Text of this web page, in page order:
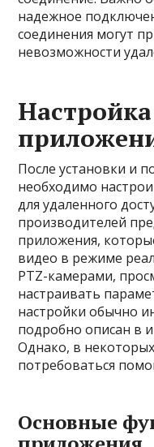
надежное
соединения могут
невозможности
После установки и
необходимо
для удаленного
производителей
приложения,
видео в режиме
PTZ-камерами,
настраивать
настройки обычно
подробно описан в
Однако, в
потребоваться
Основные